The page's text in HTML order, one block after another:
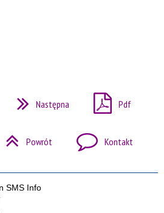
Następna Pdf
Powrót Kontakt